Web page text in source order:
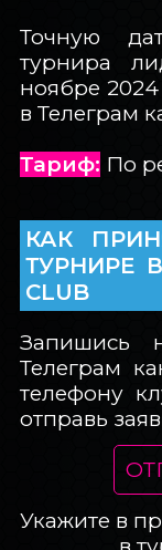
Точную
турнира
ноябре
в Телеграм
Тариф: По
КАК
ТУРНИРЕ
CLUB
Запишись
Телеграм
телефону
отправь
Укажите в